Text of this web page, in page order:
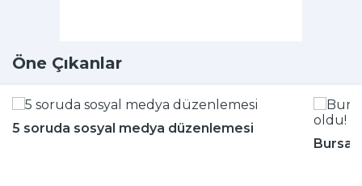
Öne Çıkanlar
5 soruda sosyal medya düzenlemesi